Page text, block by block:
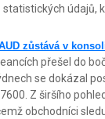
údajů,
zůstává v
přešel do
se dokázal
Z širšího
obchodníci